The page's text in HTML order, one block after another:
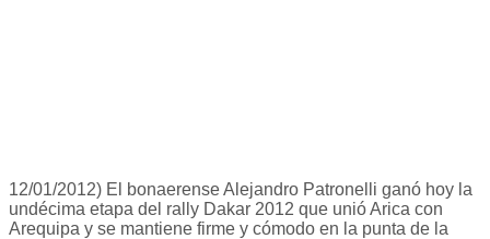
12/01/2012) El bonaerense Alejandro Patronelli ganó hoy la
undécima etapa del rally Dakar 2012 que unió Arica con
Arequipa y se mantiene firme y cómodo en la punta de la